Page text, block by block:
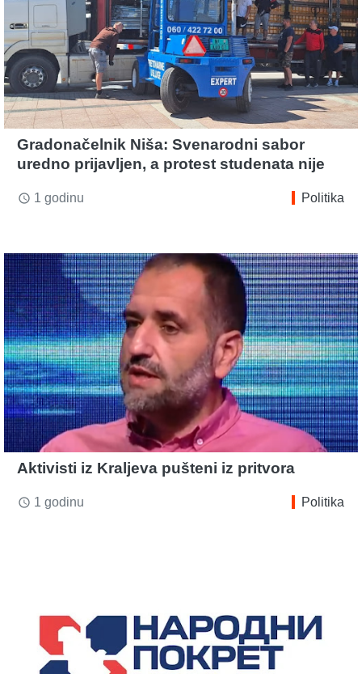
Gradonačelnik Niša: Svenarodni sabor
uredno prijavljen, a protest studenata nije
access_time 1 godinu Politika
Aktivisti iz Kraljeva pušteni iz pritvora
access_time 1 godinu Politika